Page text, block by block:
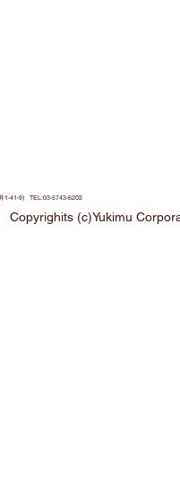
1-41-9) TEL:03-5743-6202
Copyrighits (c)Yukimu